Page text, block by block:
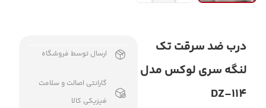
درب ضد سرقت تک
لنگه سری لوکس مدل
DZ-114
ارسال توسط فروشگاه
گارانتی اصالت و سلامت
فیزیکی کالا